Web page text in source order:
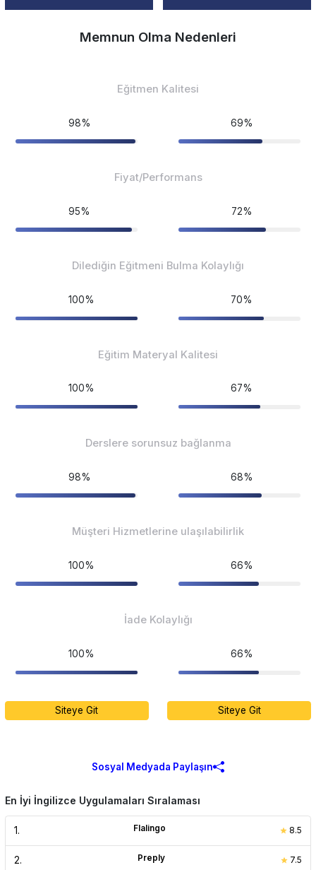
Memnun Olma Nedenleri
Eğitmen Kalitesi
98% 69%
Fiyat/Performans
95% 72%
Dilediğin Eğitmeni Bulma Kolaylığı
100% 70%
Eğitim Materyal Kalitesi
100% 67%
Derslere sorunsuz bağlanma
98% 68%
Müşteri Hizmetlerine ulaşılabilirlik
100% 66%
İade Kolaylığı
100% 66%
Siteye Git Siteye Git
Sosyal Medyada Paylaşın
En İyi İngilizce Uygulamaları Sıralaması
1. Flalingo 8.5
2. Preply 7.5